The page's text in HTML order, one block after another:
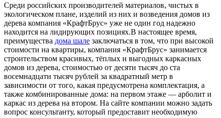
Среди российских производителей материалов, чистых в
экологическом плане, изделий из них и возведения домов из
дерева компания «КрафтБрус» уже не один год надежно
находится на лидирующих позициях.В настоящее время,
преимущества дома шале заключаться в том, что при высокой
стоимости на квартиры, компания «КрафтБрус» занимается
строительством красивых, тёплых и выгодных каркасных
домов из дерева, стоимостью от десяти тысяч до ста
восемнадцати тысяч рублей за квадратный метр в
зависимости от того, какая предусмотрена комплектация, а
также комбинированные дома: на первом этаже — арболит и
каркас из дерева на втором. На сайте компании можно задать
вопрос консультанту, который предоставит необходимую